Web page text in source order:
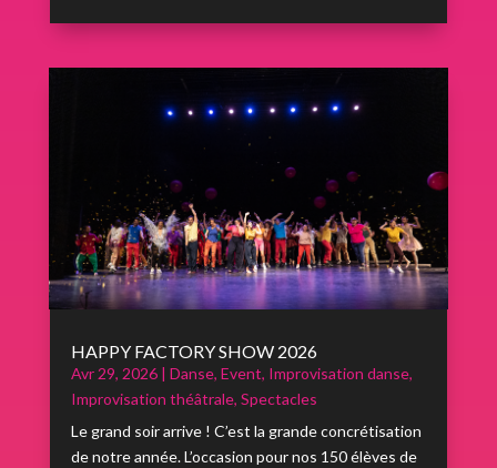
HAPPY FACTORY SHOW 2026
Avr 29, 2026| Danse, Event, Improvisation danse,
Improvisation théâtrale, Spectacles
Le grand soir arrive ! C’est la grande concrétisation
de notre année. L’occasion pour nos 150 élèves de